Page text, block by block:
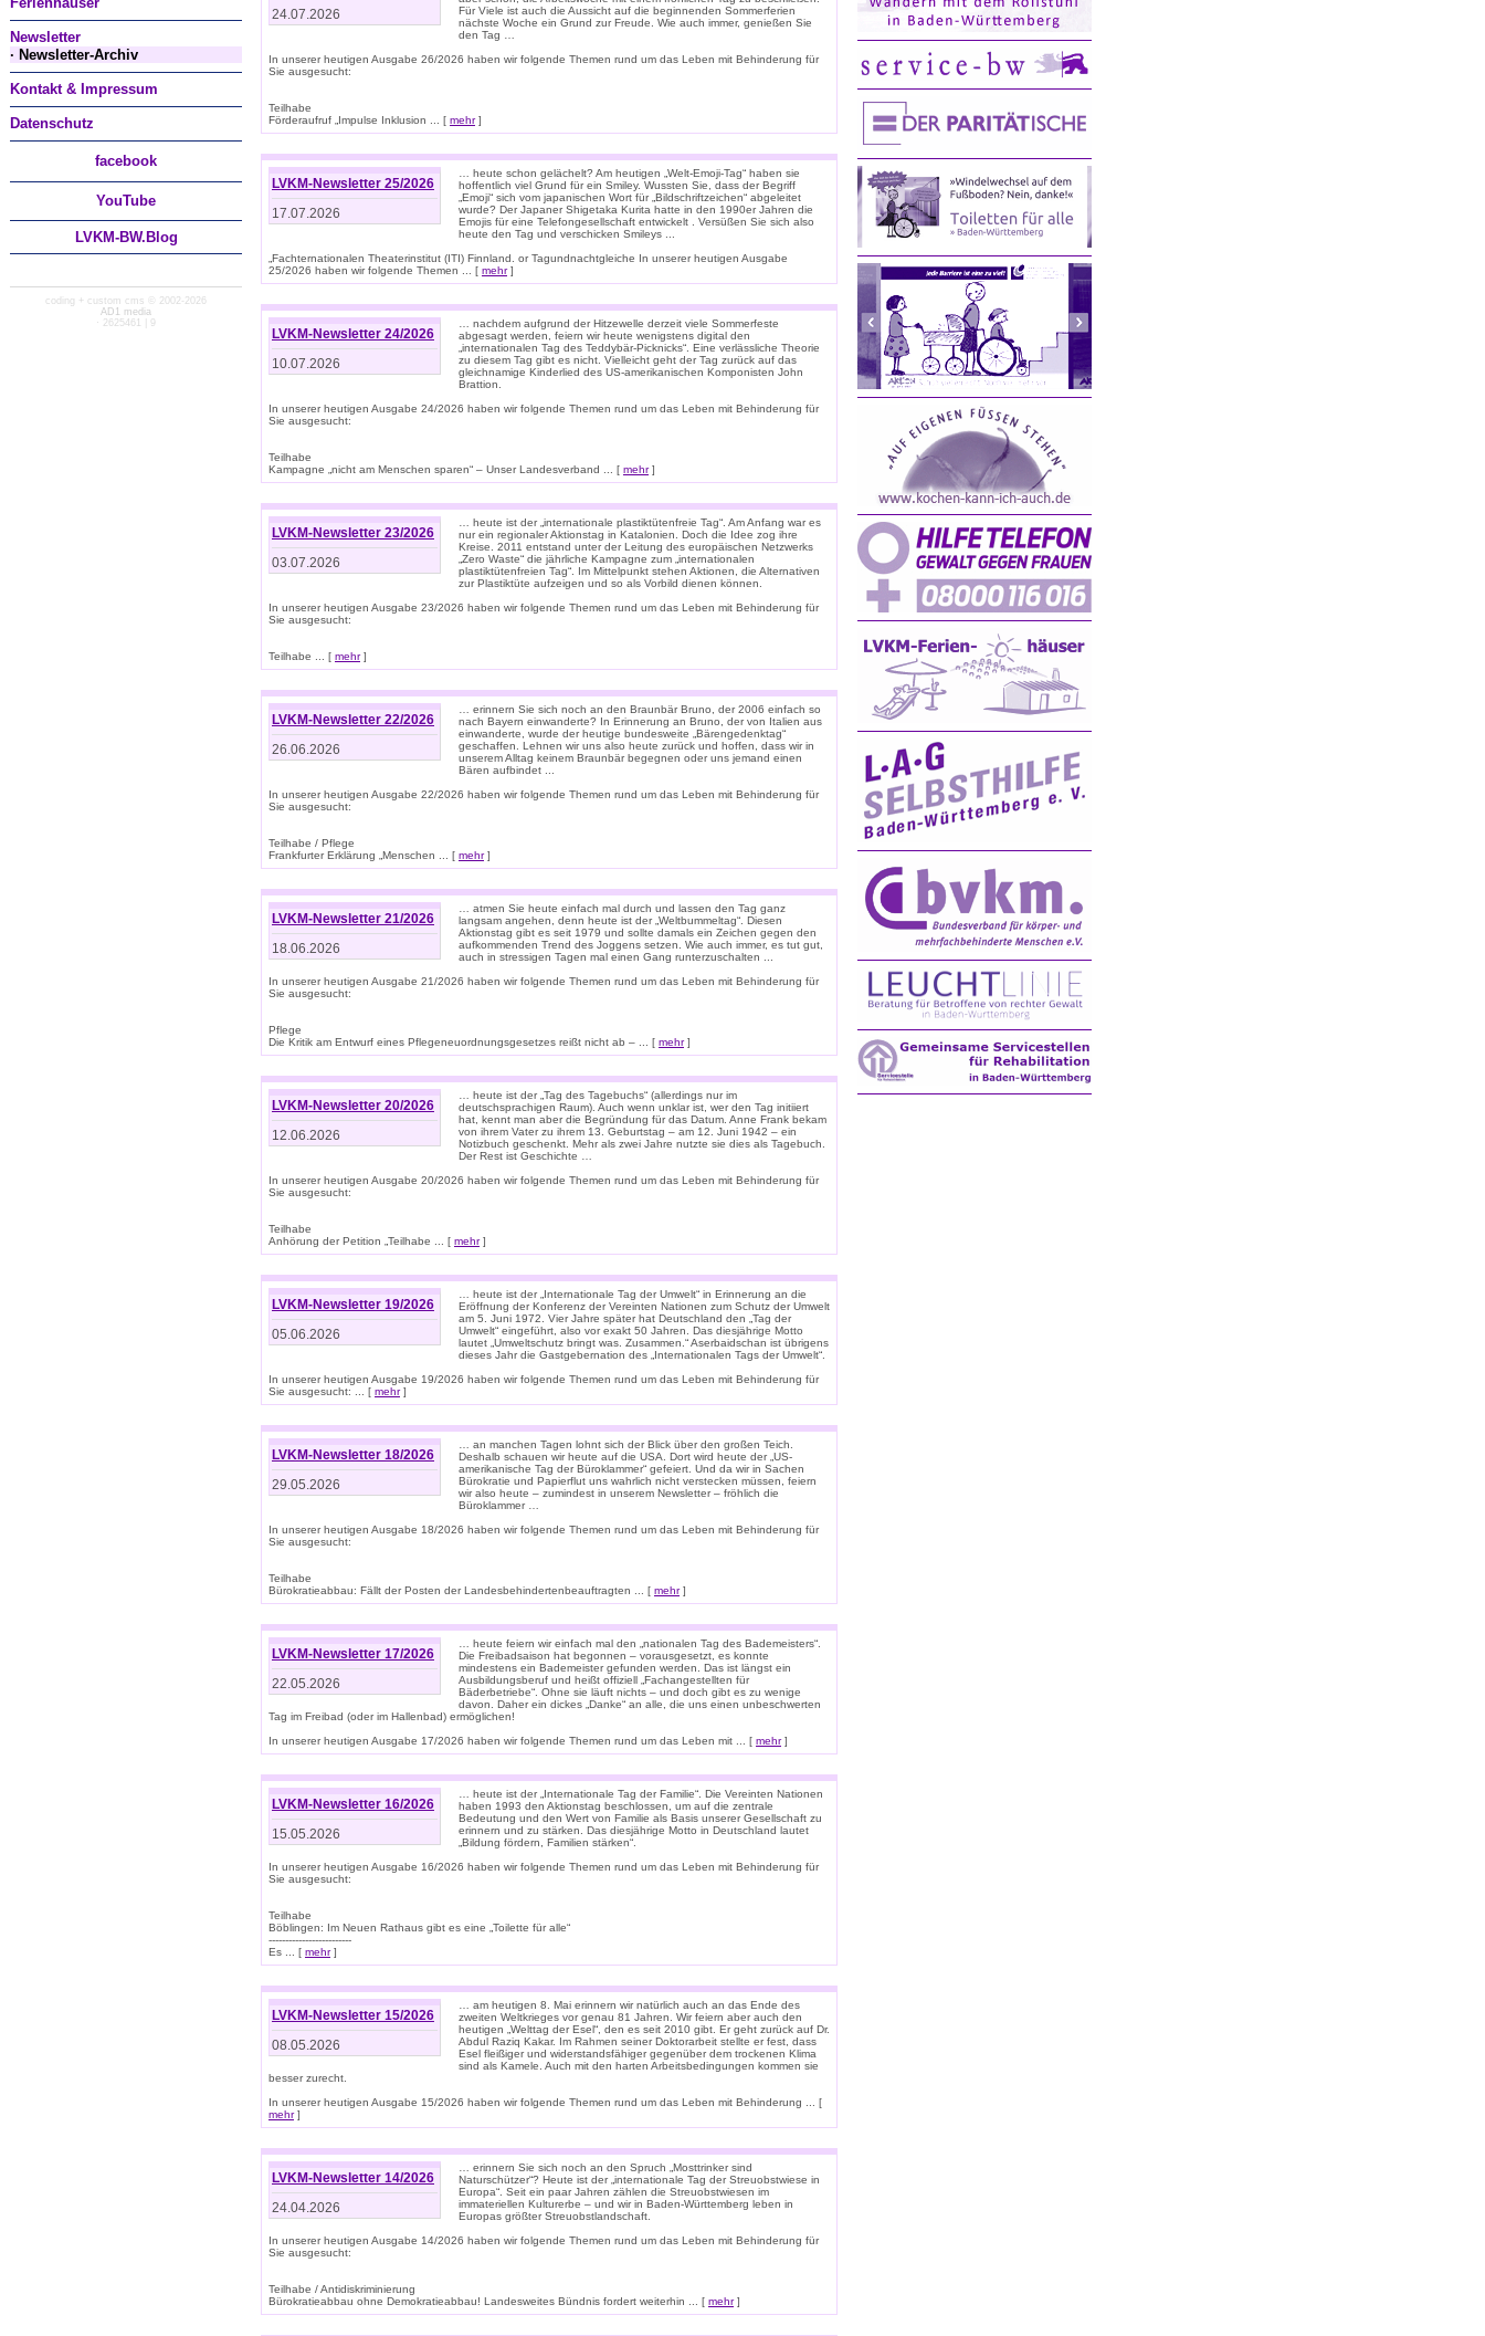
Newsletter
· Newsletter-Archiv
Kontakt & Impressum
Datenschutz
facebook
YouTube
LVKM-BW.Blog
coding + custom cms © 2002-2026
AD1 media
· 2625461 | 9
24.07.2026
Für Viele ist auch die Aussicht auf die beginnenden Sommerferien
nächste Woche ein Grund zur Freude. Wie auch immer, genießen Sie
den Tag …
In unserer heutigen Ausgabe 26/2026 haben wir folgende Themen rund um das Leben mit Behinderung für
Sie ausgesucht:
Teilhabe
Förderaufruf „Impulse Inklusion ... [ mehr]
LVKM-Newsletter 25/2026
17.07.2026
… heute schon gelächelt? Am heutigen „Welt-Emoji-Tag“ haben sie
hoffentlich viel Grund für ein Smiley. Wussten Sie, dass der Begriff
„Emoji“ sich vom japanischen Wort für „Bildschriftzeichen“ abgeleitet
wurde? Der Japaner Shigetaka Kurita hatte in den 1990er Jahren die
Emojis für eine Telefongesellschaft entwickelt . Versüßen Sie sich also
heute den Tag und verschicken Smileys ...
„Fachternationalen Theaterinstitut (ITI) Finnland. or Tagundnachtgleiche In unserer heutigen Ausgabe
25/2026 haben wir folgende Themen ... [ mehr]
LVKM-Newsletter 24/2026
10.07.2026
… nachdem aufgrund der Hitzewelle derzeit viele Sommerfeste
abgesagt werden, feiern wir heute wenigstens digital den
„internationalen Tag des Teddybär-Picknicks“. Eine verlässliche Theorie
zu diesem Tag gibt es nicht. Vielleicht geht der Tag zurück auf das
gleichnamige Kinderlied des US-amerikanischen Komponisten John
Brattion.
In unserer heutigen Ausgabe 24/2026 haben wir folgende Themen rund um das Leben mit Behinderung für
Sie ausgesucht:
Teilhabe
Kampagne „nicht am Menschen sparen“ – Unser Landesverband ... [ mehr]
LVKM-Newsletter 23/2026
03.07.2026
… heute ist der „internationale plastiktütenfreie Tag“. Am Anfang war es
nur ein regionaler Aktionstag in Katalonien. Doch die Idee zog ihre
Kreise. 2011 entstand unter der Leitung des europäischen Netzwerks
„Zero Waste“ die jährliche Kampagne zum „internationalen
plastiktütenfreien Tag“. Im Mittelpunkt stehen Aktionen, die Alternativen
zur Plastiktüte aufzeigen und so als Vorbild dienen können.
In unserer heutigen Ausgabe 23/2026 haben wir folgende Themen rund um das Leben mit Behinderung für
Sie ausgesucht:
Teilhabe ... [ mehr]
LVKM-Newsletter 22/2026
26.06.2026
… erinnern Sie sich noch an den Braunbär Bruno, der 2006 einfach so
nach Bayern einwanderte? In Erinnerung an Bruno, der von Italien aus
einwanderte, wurde der heutige bundesweite „Bärengedenktag“
geschaffen. Lehnen wir uns also heute zurück und hoffen, dass wir in
unserem Alltag keinem Braunbär begegnen oder uns jemand einen
Bären aufbindet ...
In unserer heutigen Ausgabe 22/2026 haben wir folgende Themen rund um das Leben mit Behinderung für
Sie ausgesucht:
Teilhabe / Pflege
Frankfurter Erklärung „Menschen ... [ mehr]
LVKM-Newsletter 21/2026
18.06.2026
… atmen Sie heute einfach mal durch und lassen den Tag ganz
langsam angehen, denn heute ist der „Weltbummeltag“. Diesen
Aktionstag gibt es seit 1979 und sollte damals ein Zeichen gegen den
aufkommenden Trend des Joggens setzen. Wie auch immer, es tut gut,
auch in stressigen Tagen mal einen Gang runterzuschalten ...
In unserer heutigen Ausgabe 21/2026 haben wir folgende Themen rund um das Leben mit Behinderung für
Sie ausgesucht:
Pflege
Die Kritik am Entwurf eines Pflegeneuordnungsgesetzes reißt nicht ab – ... [ mehr]
LVKM-Newsletter 20/2026
12.06.2026
… heute ist der „Tag des Tagebuchs“ (allerdings nur im
deutschsprachigen Raum). Auch wenn unklar ist, wer den Tag initiiert
hat, kennt man aber die Begründung für das Datum. Anne Frank bekam
von ihrem Vater zu ihrem 13. Geburtstag – am 12. Juni 1942 – ein
Notizbuch geschenkt. Mehr als zwei Jahre nutzte sie dies als Tagebuch.
Der Rest ist Geschichte …
In unserer heutigen Ausgabe 20/2026 haben wir folgende Themen rund um das Leben mit Behinderung für
Sie ausgesucht:
Teilhabe
Anhörung der Petition „Teilhabe ... [ mehr]
LVKM-Newsletter 19/2026
05.06.2026
… heute ist der „Internationale Tag der Umwelt“ in Erinnerung an die
Eröffnung der Konferenz der Vereinten Nationen zum Schutz der Umwelt
am 5. Juni 1972. Vier Jahre später hat Deutschland den „Tag der
Umwelt“ eingeführt, also vor exakt 50 Jahren. Das diesjährige Motto
lautet „Umweltschutz bringt was. Zusammen.“ Aserbaidschan ist übrigens
dieses Jahr die Gastgebernation des „Internationalen Tags der Umwelt“.
In unserer heutigen Ausgabe 19/2026 haben wir folgende Themen rund um das Leben mit Behinderung für
Sie ausgesucht: ... [ mehr]
LVKM-Newsletter 18/2026
29.05.2026
… an manchen Tagen lohnt sich der Blick über den großen Teich.
Deshalb schauen wir heute auf die USA. Dort wird heute der „US-
amerikanische Tag der Büroklammer“ gefeiert. Und da wir in Sachen
Bürokratie und Papierflut uns wahrlich nicht verstecken müssen, feiern
wir also heute – zumindest in unserem Newsletter – fröhlich die
Büroklammer …
In unserer heutigen Ausgabe 18/2026 haben wir folgende Themen rund um das Leben mit Behinderung für
Sie ausgesucht:
Teilhabe
Bürokratieabbau: Fällt der Posten der Landesbehindertenbeauftragten ... [ mehr]
LVKM-Newsletter 17/2026
22.05.2026
… heute feiern wir einfach mal den „nationalen Tag des Bademeisters“.
Die Freibadsaison hat begonnen – vorausgesetzt, es konnte
mindestens ein Bademeister gefunden werden. Das ist längst ein
Ausbildungsberuf und heißt offiziell „Fachangestellten für
Bäderbetriebe“. Ohne sie läuft nichts – und doch gibt es zu wenige
davon. Daher ein dickes „Danke“ an alle, die uns einen unbeschwerten
Tag im Freibad (oder im Hallenbad) ermöglichen!
In unserer heutigen Ausgabe 17/2026 haben wir folgende Themen rund um das Leben mit ... [ mehr]
LVKM-Newsletter 16/2026
15.05.2026
… heute ist der „Internationale Tag der Familie“. Die Vereinten Nationen
haben 1993 den Aktionstag beschlossen, um auf die zentrale
Bedeutung und den Wert von Familie als Basis unserer Gesellschaft zu
erinnern und zu stärken. Das diesjährige Motto in Deutschland lautet
„Bildung fördern, Familien stärken“.
In unserer heutigen Ausgabe 16/2026 haben wir folgende Themen rund um das Leben mit Behinderung für
Sie ausgesucht:
Teilhabe
Böblingen: Im Neuen Rathaus gibt es eine „Toilette für alle“
-------------------------
Es ... [ mehr]
LVKM-Newsletter 15/2026
08.05.2026
… am heutigen 8. Mai erinnern wir natürlich auch an das Ende des
zweiten Weltkrieges vor genau 81 Jahren. Wir feiern aber auch den
heutigen „Welttag der Esel“, den es seit 2010 gibt. Er geht zurück auf Dr.
Abdul Raziq Kakar. Im Rahmen seiner Doktorarbeit stellte er fest, dass
Esel fleißiger und widerstandsfähiger gegenüber dem trockenen Klima
sind als Kamele. Auch mit den harten Arbeitsbedingungen kommen sie
besser zurecht.
In unserer heutigen Ausgabe 15/2026 haben wir folgende Themen rund um das Leben mit Behinderung ... [
mehr]
LVKM-Newsletter 14/2026
24.04.2026
… erinnern Sie sich noch an den Spruch „Mosttrinker sind
Naturschützer“? Heute ist der „internationale Tag der Streuobstwiese in
Europa“. Seit ein paar Jahren zählen die Streuobstwiesen im
immateriellen Kulturerbe – und wir in Baden-Württemberg leben in
Europas größter Streuobstlandschaft.
In unserer heutigen Ausgabe 14/2026 haben wir folgende Themen rund um das Leben mit Behinderung für
Sie ausgesucht:
Teilhabe / Antidiskriminierung
Bürokratieabbau ohne Demokratieabbau! Landesweites Bündnis fordert weiterhin ... [ mehr]